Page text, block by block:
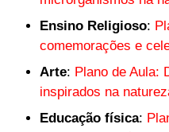
Ensino Religioso:
comemorações e
Arte: Plano de Aula:
inspirados na
Educação física: